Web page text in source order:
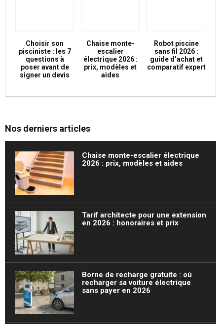
Choisir son
pisciniste : les 7
questions à
poser avant de
signer un devis
Chaise monte-
escalier
électrique 2026 :
prix, modèles et
aides
Robot piscine
sans fil 2026 :
guide d’achat et
comparatif expert
Nos derniers articles
Chaise monte-escalier électrique
2026 : prix, modèles et aides
Tarif architecte pour une extension
en 2026 : honoraires et prix
Borne de recharge gratuite : où
recharger sa voiture électrique
sans payer en 2026